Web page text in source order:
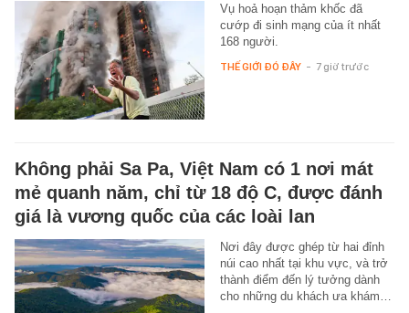
Vụ hoả hoạn thảm khốc đã
cướp đi sinh mạng của ít nhất
168 người.
THẾ GIỚI ĐÓ ĐÂY - 7 giờ trước
Không phải Sa Pa, Việt Nam có 1 nơi mát
mẻ quanh năm, chỉ từ 18 độ C, được đánh
giá là vương quốc của các loài lan
Nơi đây được ghép từ hai đỉnh
núi cao nhất tại khu vực, và trở
thành điểm đến lý tưởng dành
cho những du khách ưa khám…